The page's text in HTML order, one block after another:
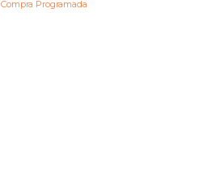
Compra Programada